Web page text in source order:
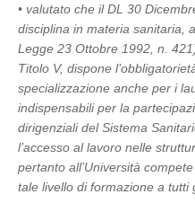
• valutato che il DL 30
disciplina in materia sanitaria,
Legge 23 Ottobre 1992, n.
Titolo V, dispone
specializzazione anche per i
indispensabili per la
dirigenziali del Sistema
l’accesso al lavoro nelle
pertanto all’Università
tale livello di formazione a tutti